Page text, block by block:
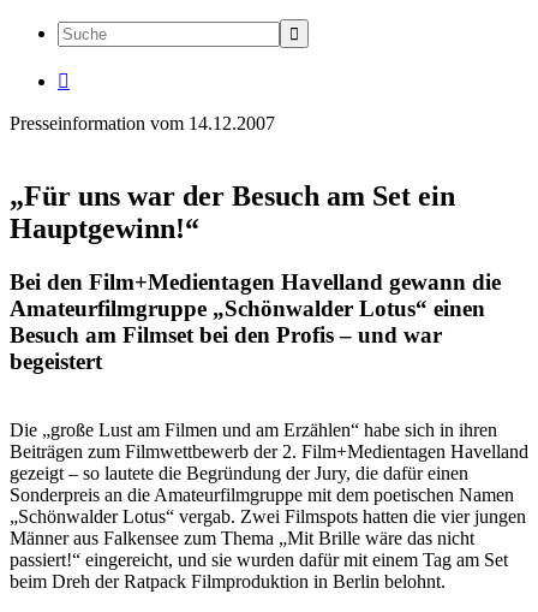

Presseinformation vom 14.12.2007
„Für uns war der Besuch am Set ein
Hauptgewinn!“
Bei den Film+Medientagen Havelland gewann die
Amateurfilmgruppe „Schönwalder Lotus“ einen
Besuch am Filmset bei den Profis – und war
begeistert
Die „große Lust am Filmen und am Erzählen“ habe sich in ihren
Beiträgen zum Filmwettbewerb der 2. Film+Medientagen Havelland
gezeigt – so lautete die Begründung der Jury, die dafür einen
Sonderpreis an die Amateurfilmgruppe mit dem poetischen Namen
„Schönwalder Lotus“ vergab. Zwei Filmspots hatten die vier jungen
Männer aus Falkensee zum Thema „Mit Brille wäre das nicht
passiert!“ eingereicht, und sie wurden dafür mit einem Tag am Set
beim Dreh der Ratpack Filmproduktion in Berlin belohnt.